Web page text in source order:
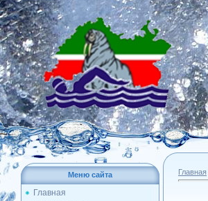
Меню сайта
Главная
Главная